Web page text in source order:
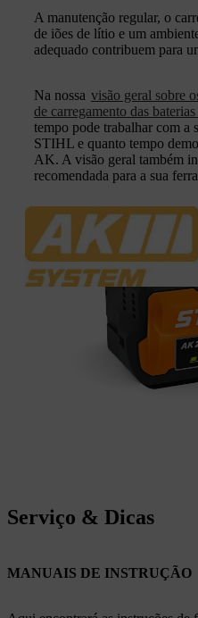
A manutenção regular, o
de iões de lítio e um
adequado contribuem para
Na nossa visão geral sobre
de carregamento das
tempo pode trabalhar com a
STIHL e quanto tempo
AK. A visão geral também
recomendada para a sua
Serviço & Dicas
MANUAIS DE INSTRUÇÃO